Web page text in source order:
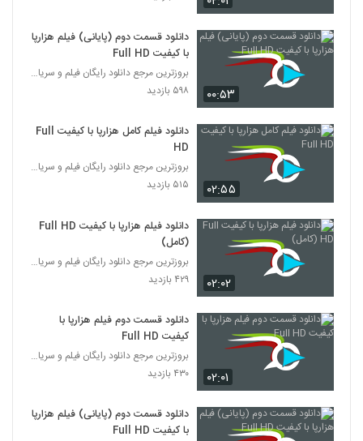
۰۰:۵۳
دانلود قسمت دوم (پایانی) فیلم هزارپا
با کیفیت Full HD
بروزترین مرجع دانلود رایگان فیلم و سریال ایرانی
۵۹۸ بازدید
۰۲:۵۵
دانلود فیلم کامل هزارپا با کیفیت Full
HD
بروزترین مرجع دانلود رایگان فیلم و سریال ایرانی
۵۱۵ بازدید
۰۲:۰۲
دانلود فیلم هزارپا با کیفیت Full HD
(کامل)
بروزترین مرجع دانلود رایگان فیلم و سریال ایرانی
۴۲۹ بازدید
۰۲:۰۱
دانلود قسمت دوم فیلم هزارپا با
کیفیت Full HD
بروزترین مرجع دانلود رایگان فیلم و سریال ایرانی
۴۳۰ بازدید
دانلود قسمت دوم (پایانی) فیلم هزارپا
با کیفیت Full HD